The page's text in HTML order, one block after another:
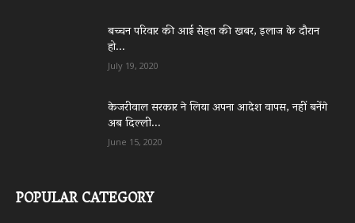
बच्चन परिवार की आई सेहत की खबर, इलाज के दौरान
हो...
July 19, 2020
केजरीवाल सरकार ने लिया अपना आदेश वापस, नहीं बनेंगे
अब दिल्ली...
June 15, 2020
POPULAR CATEGORY